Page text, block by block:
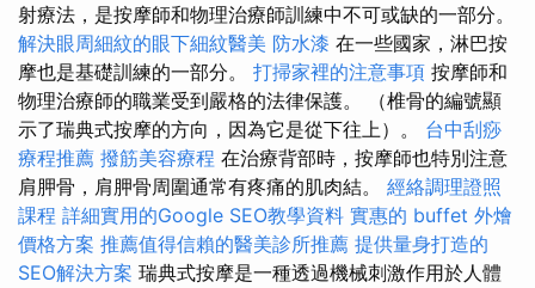
射療法，是按摩師和物理治療師訓練中不可或缺的一部分。
解決眼周細紋的眼下細紋醫美 防水漆 在一些國家，淋巴按
摩也是基礎訓練的一部分。 打掃家裡的注意事項 按摩師和
物理治療師的職業受到嚴格的法律保護。 （椎骨的編號顯
示了瑞典式按摩的方向，因為它是從下往上）。 台中刮痧
療程推薦 撥筋美容療程 在治療背部時，按摩師也特別注意
肩胛骨，肩胛骨周圍通常有疼痛的肌肉結。 經絡調理證照
課程 詳細實用的Google SEO教學資料 實惠的 buffet 外燴
價格方案 推薦值得信賴的醫美診所推薦 提供量身打造的
SEO解決方案 瑞典式按摩是一種透過機械刺激作用於人體